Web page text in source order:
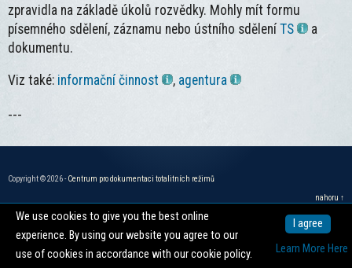
zpravidla na základě úkolů rozvědky. Mohly mít formu
písemného sdělení, záznamu nebo ústního sděleníTS
a
dokumentu.
Viz také: informační činnost , agentura
---
Copyright © 2026 -Centrum pro dokumentaci totalitních režimů
nahoru ↑
We use cookies to give you the best online
experience. By using our website you agree to our
use of cookies in accordance with our cookie policy.
I agree
Learn More Here